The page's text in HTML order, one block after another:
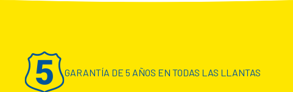
GARANTÍA DE 5 AÑOS EN TODAS LAS LLANTAS